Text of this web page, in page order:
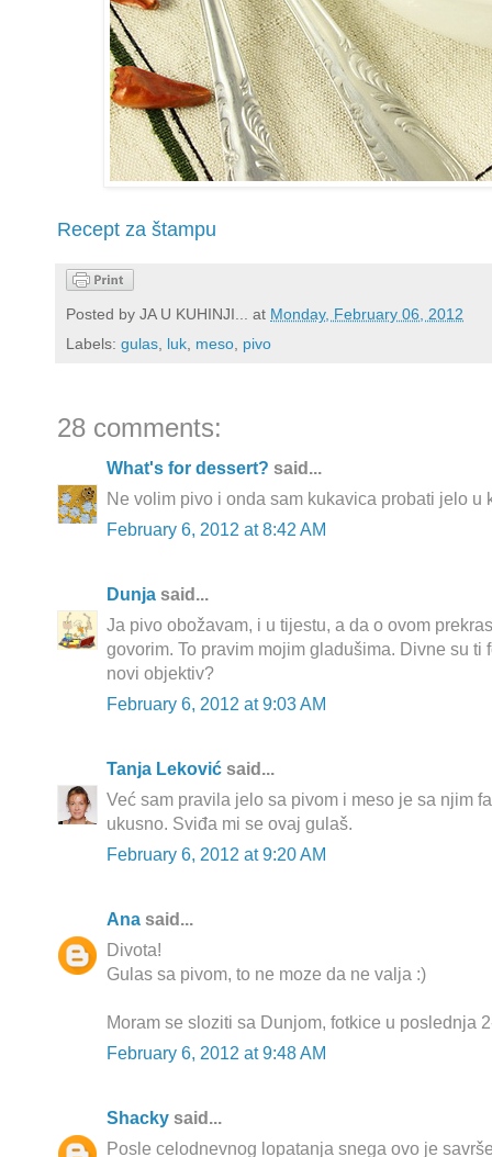
Recept za štampu
Posted by JA U KUHINJI... at Monday, February 06, 2012
Labels: gulas, luk, meso, pivo
28 comments:
What's for dessert? said...
Ne volim pivo i onda sam kukavica probati jelo u
February 6, 2012 at 8:42 AM
Dunja said...
Ja pivo obožavam, i u tijestu, a da o ovom
govorim. To pravim mojim gladušima. Divne su ti
novi objektiv?
February 6, 2012 at 9:03 AM
Tanja Leković said...
Već sam pravila jelo sa pivom i meso je sa njim
ukusno. Sviđa mi se ovaj gulaš.
February 6, 2012 at 9:20 AM
Ana said...
Divota!
Gulas sa pivom, to ne moze da ne valja :)
Moram se sloziti sa Dunjom, fotkice u poslednja
February 6, 2012 at 9:48 AM
Shacky said...
Posle celodnevnog lopatanja snega ovo je